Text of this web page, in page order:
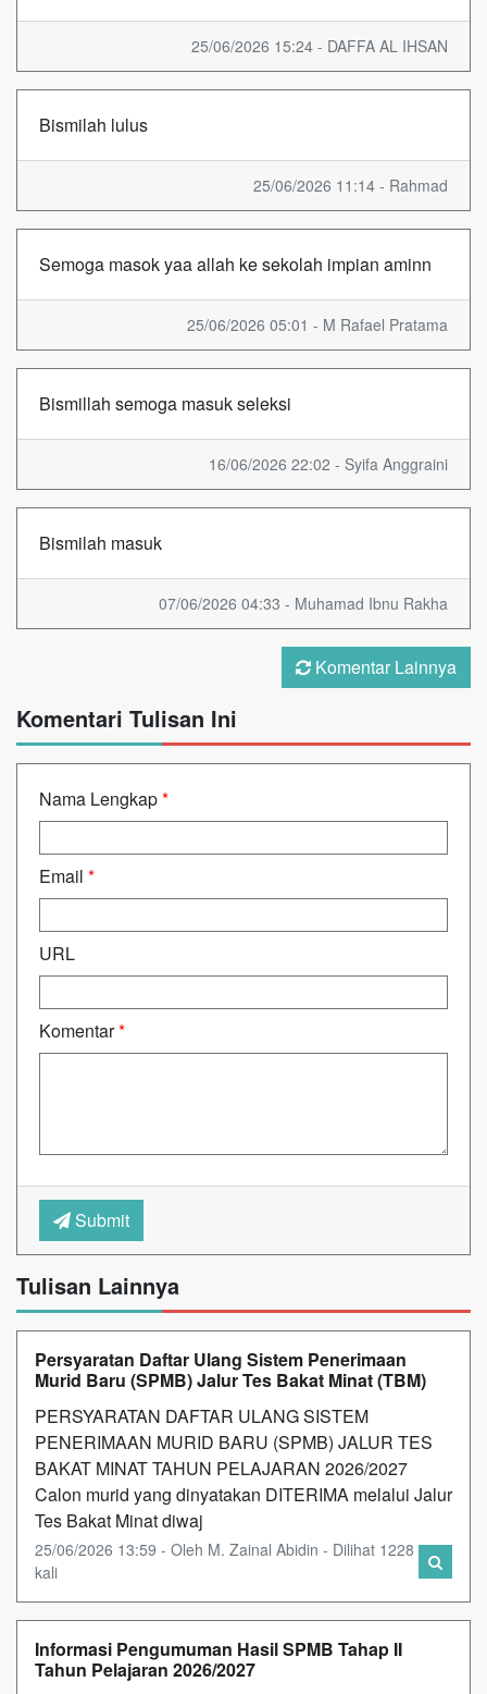
25/06/2026 15:24 - DAFFA AL IHSAN
Bismilah lulus
25/06/2026 11:14 - Rahmad
Semoga masok yaa allah ke sekolah impian aminn
25/06/2026 05:01 - M Rafael Pratama
Bismillah semoga masuk seleksi
16/06/2026 22:02 - Syifa Anggraini
Bismilah masuk
07/06/2026 04:33 - Muhamad Ibnu Rakha
Komentar Lainnya
Komentari Tulisan Ini
Nama Lengkap*
Email *
URL
Komentar*
Submit
Tulisan Lainnya
Persyaratan Daftar Ulang Sistem Penerimaan
Murid Baru (SPMB) Jalur Tes Bakat Minat (TBM)
PERSYARATAN DAFTAR ULANG SISTEM
PENERIMAAN MURID BARU (SPMB) JALUR TES
BAKAT MINAT TAHUN PELAJARAN 2026/2027
Calon murid yang dinyatakan DITERIMA melalui Jalur
Tes Bakat Minat diwaj
25/06/2026 13:59 - Oleh M. Zainal Abidin - Dilihat 1228
kali
Informasi Pengumuman Hasil SPMB Tahap II
Tahun Pelajaran 2026/2027